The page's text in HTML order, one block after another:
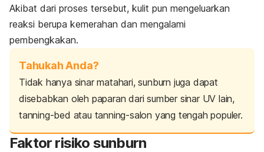
Akibat dari proses tersebut, kulit pun mengeluarkan
reaksi berupa kemerahan dan mengalami
pembengkakan.
Tahukah Anda?
Tidak hanya sinar matahari,sunburn juga dapat
disebabkan oleh paparan dari sumber sinar UV lain,
tanning-bed atau tanning-salon yang tengah populer.
Faktor risiko sunburn